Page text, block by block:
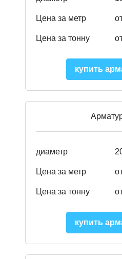
Цена за метр
Цена за тонну
купить
диаметр
Цена за метр
Цена за тонну
купить